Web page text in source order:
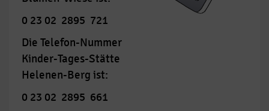
0 23 02 2895 721
Die Telefon-Nummer
Kinder-Tages-Stätte
Helenen-Berg ist:
0 23 02 2895 661